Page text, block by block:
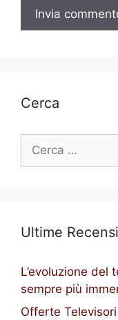
Cerca
per:
Ultime
L’evoluzione del
sempre più
Offerte